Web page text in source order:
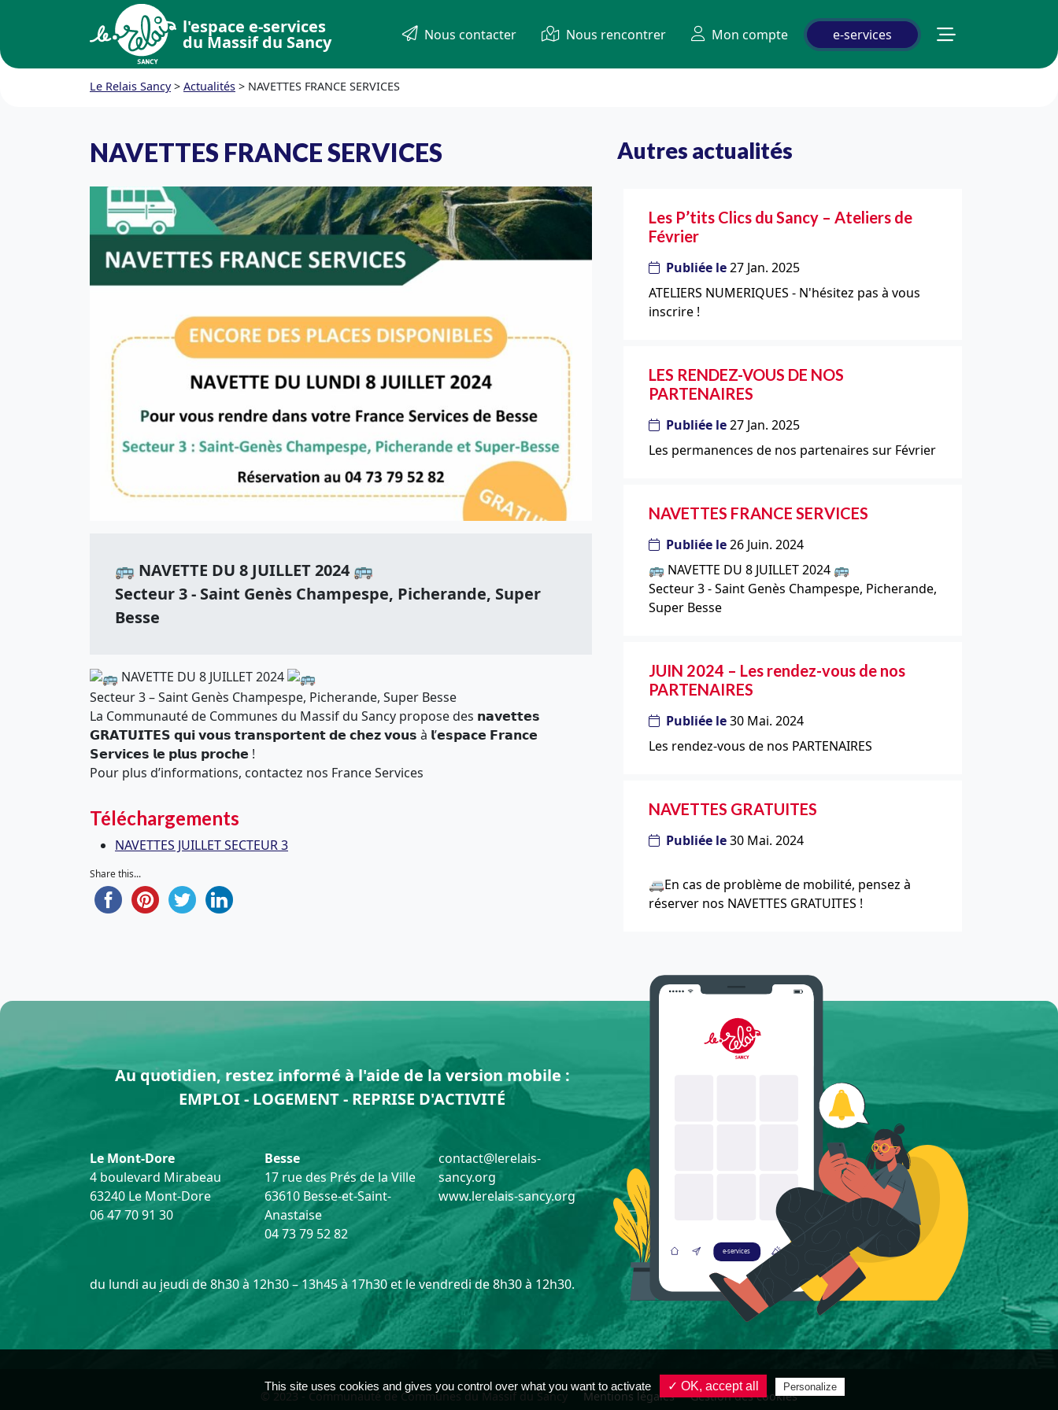
l'espace e-services
du Massif du Sancy Nous contacter Nous rencontrer Mon compte e-services
Le Relais Sancy> Actualités > NAVETTES FRANCE SERVICES
NAVETTES FRANCE SERVICES
🚌 NAVETTE DU 8 JUILLET 2024 🚌
Secteur 3 - Saint Genès Champespe, Picherande, Super
Besse
NAVETTE DU 8 JUILLET 2024
Secteur 3 – Saint Genès Champespe, Picherande, Super Besse
La Communauté de Communes du Massif du Sancy propose des 𝗻𝗮𝘃𝗲𝘁𝘁𝗲𝘀
𝗚𝗥𝗔𝗧𝗨𝗜𝗧𝗘𝗦 𝗾𝘂𝗶 𝘃𝗼𝘂𝘀 𝘁𝗿𝗮𝗻𝘀𝗽𝗼𝗿𝘁𝗲𝗻𝘁 𝗱𝗲 𝗰𝗵𝗲𝘇 𝘃𝗼𝘂𝘀 à 𝗹’𝗲𝘀𝗽𝗮𝗰𝗲 𝗙𝗿𝗮𝗻𝗰𝗲
𝗦𝗲𝗿𝘃𝗶𝗰𝗲𝘀 𝗹𝗲 𝗽𝗹𝘂𝘀 𝗽𝗿𝗼𝗰𝗵𝗲 !
Pour plus d’informations, contactez nos France Services
Téléchargements
NAVETTES JUILLET SECTEUR 3
Share this...
Autres actualités
Les P’tits Clics du Sancy – Ateliers de
Février
Publiée le27 Jan. 2025
ATELIERS NUMERIQUES - N'hésitez pas à vous
inscrire !
LES RENDEZ-VOUS DE NOS
PARTENAIRES
Publiée le27 Jan. 2025
Les permanences de nos partenaires sur Février
NAVETTES FRANCE SERVICES
Publiée le26 Juin. 2024
🚌 NAVETTE DU 8 JUILLET 2024 🚌
Secteur 3 - Saint Genès Champespe, Picherande,
Super Besse
JUIN 2024 – Les rendez-vous de nos
PARTENAIRES
Publiée le30 Mai. 2024
Les rendez-vous de nos PARTENAIRES
NAVETTES GRATUITES
Publiée le30 Mai. 2024
🚐En cas de problème de mobilité, pensez à
réserver nos NAVETTES GRATUITES !
Au quotidien, restez informé à l'aide de la version mobile :
EMPLOI - LOGEMENT - REPRISE D'ACTIVITÉ
Le Mont-Dore
4 boulevard Mirabeau
63240 Le Mont-Dore
06 47 70 91 30
Besse
17 rue des Prés de la Ville
63610 Besse-et-Saint-
Anastaise
04 73 79 52 82
contact@lerelais-
sancy.org
www.lerelais-sancy.org
du lundi au jeudi de 8h30 à 12h30 – 13h45 à 17h30 et le vendredi de 8h30 à 12h30.
© 2023 - Communauté de Communes du Massif du Sancy Mentions légales Gestion des cookies
This site uses cookies and gives you control over what you want to activate ✓ OK, accept all Personalize